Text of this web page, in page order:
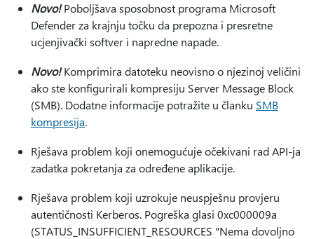
Novo!Poboljšava sposobnost programa Microsoft
Defender za krajnju točku da prepozna i presretne
ucjenjivački softver i napredne napade.
Novo!Komprimira datoteku neovisno o njezinoj veličini
ako ste konfigurirali kompresiju Server Message Block
(SMB). Dodatne informacije potražite u članku SMB
kompresija.
Rješava problem koji onemogućuje očekivani rad API-ja
zadatka pokretanja za određene aplikacije.
Rješava problem koji uzrokuje neuspješnu provjeru
autentičnosti Kerberos. Pogreška glasi 0xc000009a
(STATUS_INSUFFICIENT_RESOURCES "Nema dovoljno